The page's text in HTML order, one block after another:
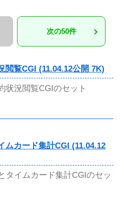
次の50件
閲覧CGI (11.04.12公開 7K)
状況閲覧CGIのセット
ムカード集計CGI (11.04.12
タイムカード集計CGIのセッ